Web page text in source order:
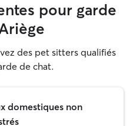
pour garde
des pet sitters qualifiés
de chat.
domestiques non